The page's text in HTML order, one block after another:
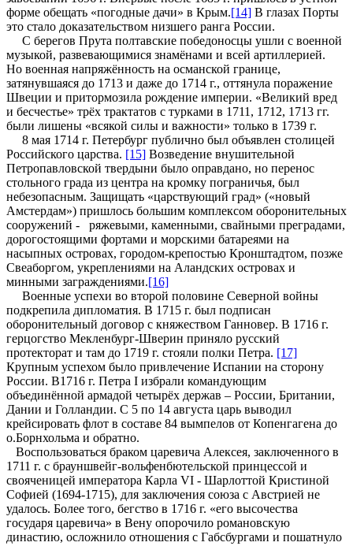
форме обещать «погодные дачи» в Крым.[14] В глазах Порты
это стало доказательством низшего ранга России.
С берегов Прута полтавские победоносцы ушли с военной
музыкой, развевающимися знамёнами и всей артиллерией.
Но военная напряжённость на османской границе,
затянувшаяся до 1713 и даже до 1714 г., оттянула поражение
Швеции и притормозила рождение империи. «Великий вред
и бесчестье» трёх трактатов с турками в 1711, 1712, 1713 гг.
были лишены «всякой силы и важности» только в 1739 г.
8 мая 1714 г. Петербург публично был объявлен столицей
Российского царства. [15] Возведение внушительной
Петропавловской твердыни было оправдано, но перенос
стольного града из центра на кромку пограничья, был
небезопасным. Защищать «царствующий град» («новый
Амстердам») пришлось большим комплексом оборонительных
сооружений - ряжевыми, каменными, свайными преградами,
дорогостоящими фортами и морскими батареями на
насыпных островах, городом-крепостью Кронштадтом, позже
Свеаборгом, укреплениями на Аландских островах и
минными заграждениями.[16]
Военные успехи во второй половине Северной войны
подкрепила дипломатия. В 1715 г. был подписан
оборонительный договор с княжеством Ганновер. В 1716 г.
герцогство Мекленбург-Шверин приняло русский
протекторат и там до 1719 г. стояли полки Петра. [17]
Крупным успехом было привлечение Испании на сторону
России. В1716 г. Петра I избрали командующим
объединённой армадой четырёх держав – России, Британии,
Дании и Голландии. С 5 по 14 августа царь выводил
крейсировать флот в составе 84 вымпелов от Копенгагена до
о.Борнхольма и обратно.
Воспользоваться браком царевича Алексея, заключенного в
1711 г. с брауншвейг-вольфенбютельской принцессой и
свояченицей императора Карла VI - Шарлоттой Кристиной
Софией (1694-1715), для заключения союза с Австрией не
удалось. Более того, бегство в 1716 г. «его высочества
государя царевича» в Вену опорочило романовскую
династию, осложнило отношения с Габсбургами и пошатнуло